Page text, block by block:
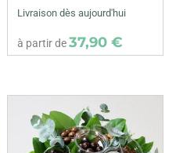
Livraison dès aujourd'hui
à partir de37,90 €